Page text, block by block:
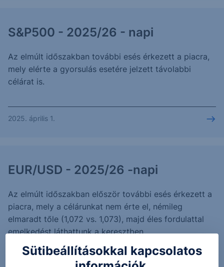
S&P500 - 2025/26 - napi
Az elmúlt időszakban további esés érkezett a piacra,
mely elérte a gyorsulás esetére jelzett távolabbi
célárat is.
2025. április 1.
EUR/USD - 2025/26 -napi
Az elmúlt időszakban először további esés érkezett a
piacra, mely a célárunkat nem érte el, némileg
elmaradt tőle (1,072 vs. 1,073), majd éles fordulattal
emelkedést láthattunk a keresztben.
Sütibeállításokkal kapcsolatos